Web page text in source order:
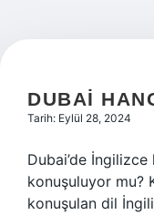
DUBAI
Tarih: Eylül 28, 2024
Dubai’de
konuşuluyor mu?
konuşulan dil